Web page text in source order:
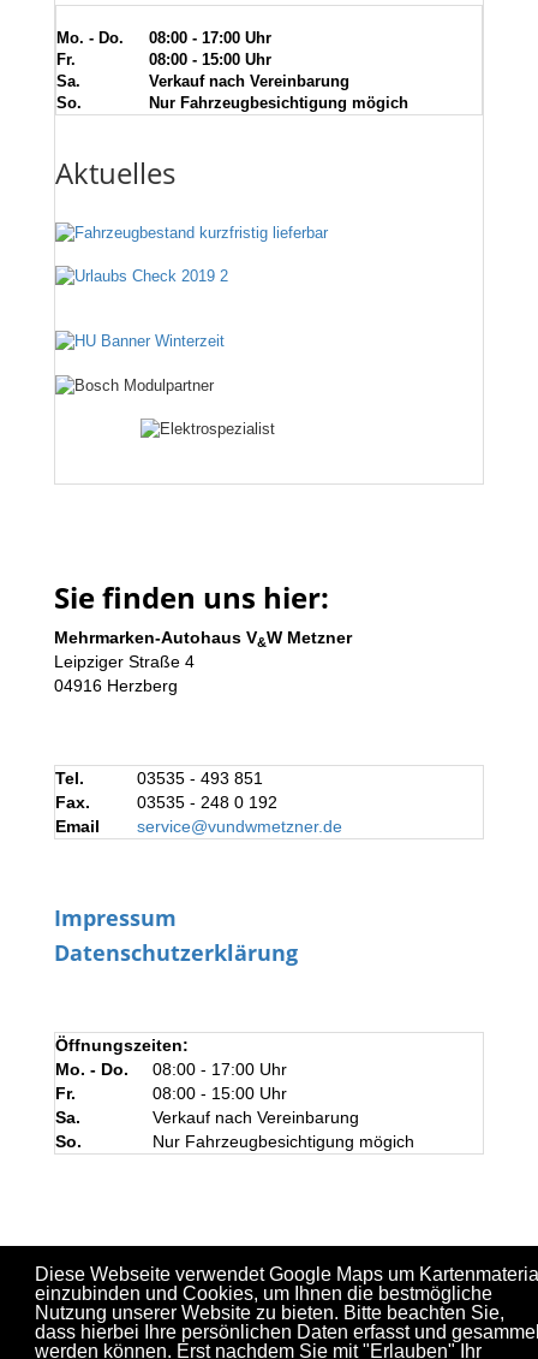
Diese Webseite verwendet Google Maps um
einzubinden und Cookies, um Ihnen die bestmögliche
Nutzung unserer Website zu bieten. Bitte beachten Sie,
dass hierbei Ihre persönlichen Daten erfasst und
werden können. Erst nachdem Sie mit "Erlauben" Ihr
Mo. - Do.
08:00 - 17:00 Uhr
Fr.
08:00 - 15:00 Uhr
Sa.
Verkauf nach Vereinbarung
So.
Nur Fahrzeugbesichtigung mögich
Aktuelles
Sie finden uns hier:
Mehrmarken-Autohaus V&W Metzner
Leipziger Straße 4
04916 Herzberg
Tel.
03535 - 493 851
Fax.
03535 - 248 0 192
Email
service@vundwmetzner.de
Impressum
Datenschutzerklärung
Öffnungszeiten:
Mo. - Do.
08:00 - 17:00 Uhr
Fr.
08:00 - 15:00 Uhr
Sa.
Verkauf nach Vereinbarung
So.
Nur Fahrzeugbesichtigung mögich